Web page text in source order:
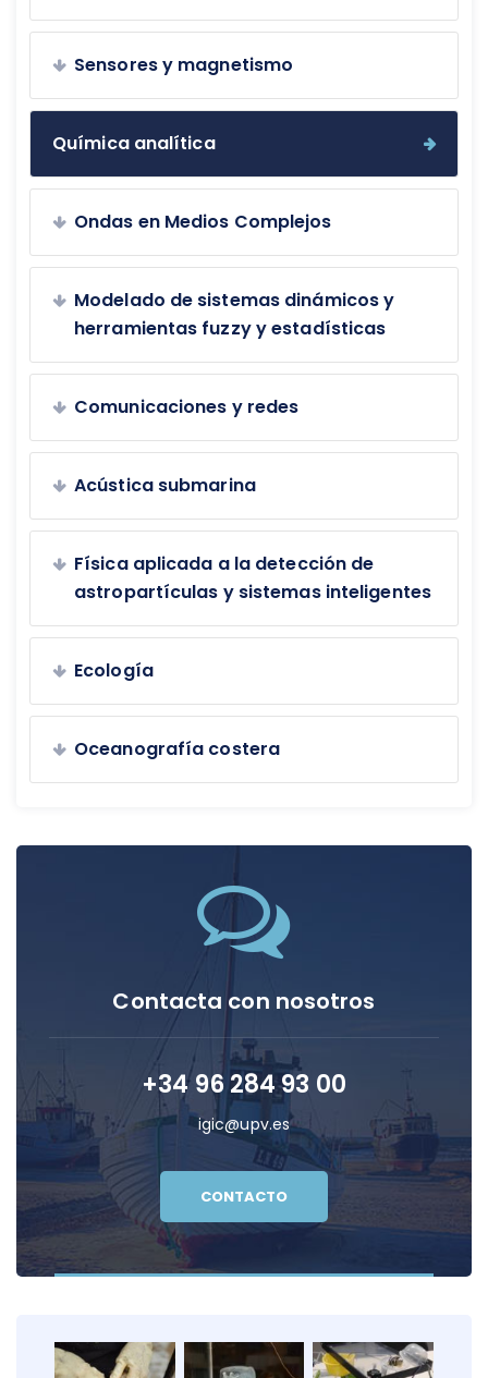
Sensores y magnetismo
Química analítica
Ondas en Medios Complejos
Modelado de sistemas dinámicos y
herramientas fuzzy y estadísticas
Comunicaciones y redes
Acústica submarina
Física aplicada a la detección de
astropartículas y sistemas inteligentes
Ecología
Oceanografía costera
Contacta con nosotros
+34 96 284 93 00
igic@upv.es
CONTACTO